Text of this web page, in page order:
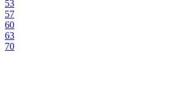
53
57
60
63
70